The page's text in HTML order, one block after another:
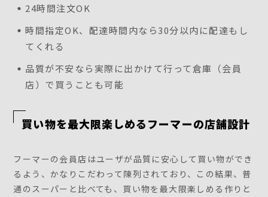
24時間注文OK
時間指定OK、配達時間内なら30分以内に配達もし
てくれる
品質が不安なら実際に出かけて行って倉庫（会員
店）で買うことも可能
買い物を最大限楽しめるフーマーの店舗設計
フーマーの会員店はユーザが品質に安心して買い物ができ
るよう、かなりこだわって陳列されており、この結果、普
通のスーパーと比べても、買い物を最大限楽しめる作りと